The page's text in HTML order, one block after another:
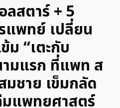
ลสตาร์ + 5
แพทย์ เปลี่ยน
ม “เตะกับ
ามแรก ที่แพท ส
มชาย เข็มกลัด
แพทยศาสตร์